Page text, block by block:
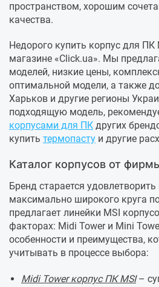
пространством, хорошим
качества.
Недорого купить корпус для ПК
магазине «Click.ua». Мы
моделей, низкие цены,
оптимальной модели, а также
Харьков и другие регионы
подходящую модель,
корпусами для ПК других
купить термопасту и другие
Каталог корпусов от
Бренд старается удовлетворить
максимально широкого круга
предлагает линейки MSI
факторах: Midi Tower и Mini
особенности и преимущества,
учитывать в процессе выбора:
Midi Tower корпус ПК MSI–